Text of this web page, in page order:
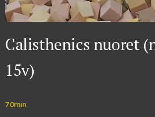
Calisthenics nuoret
15v)
70min